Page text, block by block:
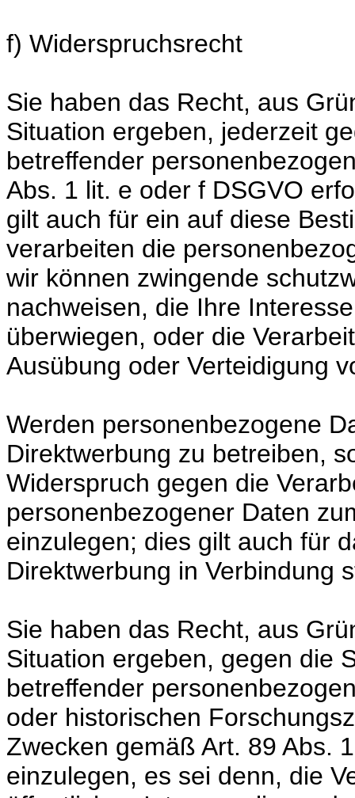
f) Widerspruchsrecht
Sie haben das Recht, aus
Situation ergeben, jederzeit
betreffender
Abs. 1 lit. e oder f DSGVO
gilt auch für ein auf diese
verarbeiten die
wir können zwingende
nachweisen, die Ihre
überwiegen, oder die
Ausübung oder Verteidigung
Werden personenbezogene
Direktwerbung zu betreiben,
Widerspruch gegen die
personenbezogener Daten
einzulegen; dies gilt auch für
Direktwerbung in Verbindung
Sie haben das Recht, aus
Situation ergeben, gegen die
betreffender
oder historischen
Zwecken gemäß Art. 89 Abs.
einzulegen, es sei denn, die